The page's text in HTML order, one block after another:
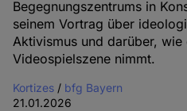
Begegnungszentrums in
seinem Vortrag über
Aktivismus und darüber,
Videospielszene nimmt.
Kortizes / bfg Bayern
21.01.2026